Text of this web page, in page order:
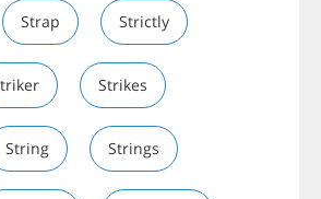
Strap Strictly
Strikes
String Strings